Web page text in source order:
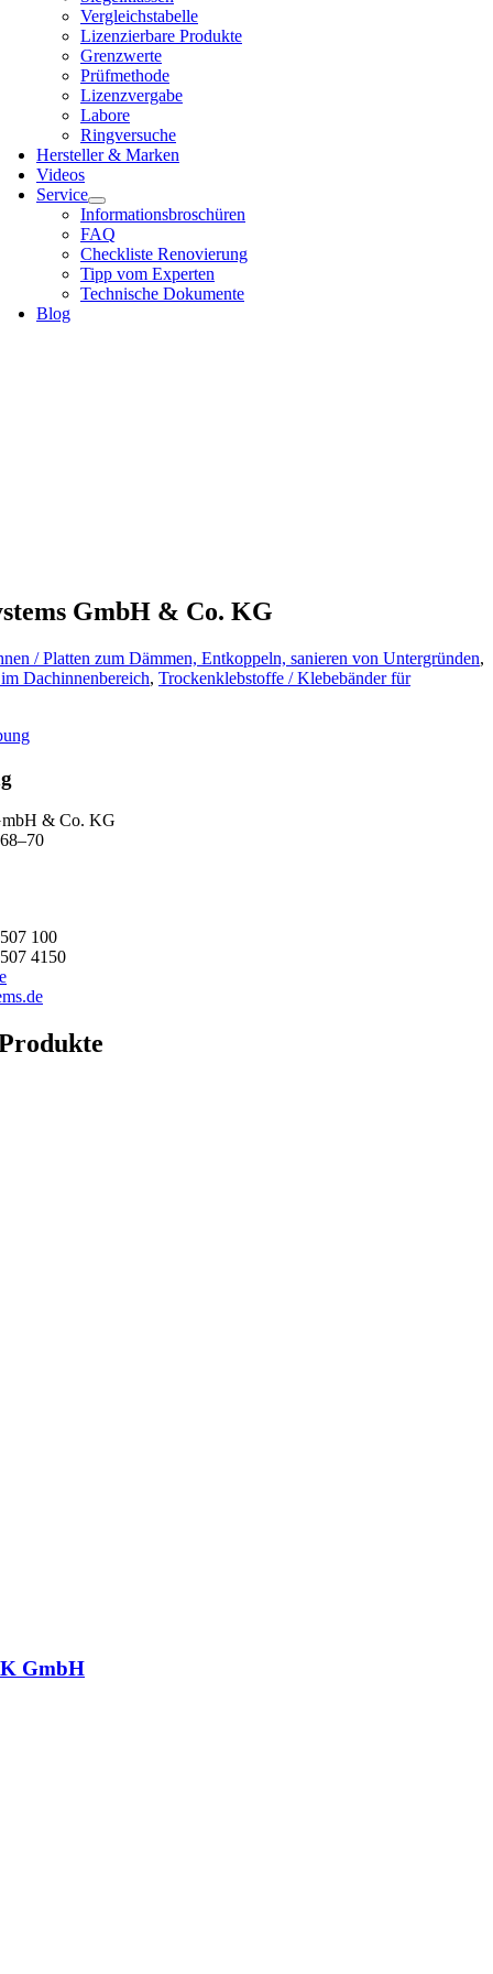
Ver­gleichs­ta­bel­le
Lizen­zier­ba­re Pro­duk­te
Grenz­wer­te
Prüf­me­tho­de
Lizenz­ver­ga­be
Labo­re
Ring­ver­su­che
Her­stel­ler & Mar­ken
Vide­os
Ser­vice
Infor­ma­ti­ons­bro­schü­ren
FAQ
Check­lis­te Reno­vie­rung
Tipp vom Exper­ten
Tech­ni­sche Doku­men­te
Blog
GmbH & Co. KG
/ Platten zum Dämmen, Entkoppeln, sanieren von Untergründen,
Dachinnenbereich, Trockenklebstoffe / Klebebänder für
& Co. KG
100
4150
GmbH